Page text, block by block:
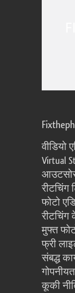
वीडियो
Virtual
रीटचिंग
फोटो
रीटचिंग
मुफ्त
फ्री
संबद्ध
कूकी